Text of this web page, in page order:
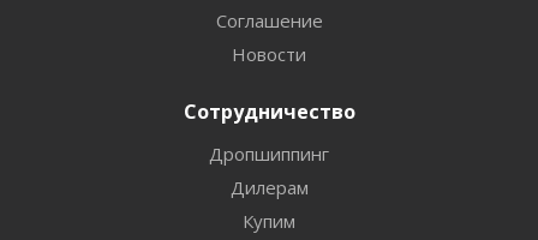
Соглашение
Новости
Сотрудничество
Дропшиппинг
Дилерам
Купим